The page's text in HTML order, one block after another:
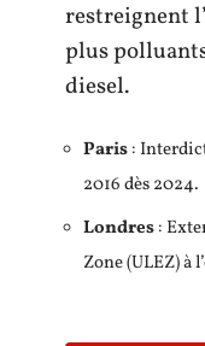
restreignent
plus
diesel.
Paris:
2016 dès 2024.
Londres:
Zone (ULEZ) à